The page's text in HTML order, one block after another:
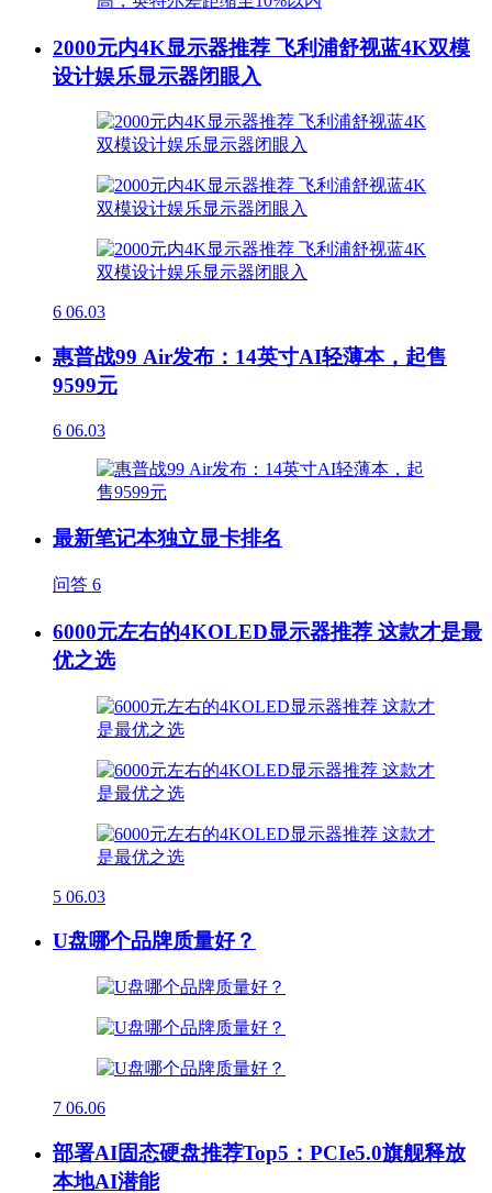
2000元内4K显示器推荐 飞利浦舒视蓝4K双模
设计娱乐显示器闭眼入
6 06.03
惠普战99 Air发布：14英寸AI轻薄本，起售
9599元
6 06.03
最新笔记本独立显卡排名
问答 6
6000元左右的4KOLED显示器推荐 这款才是最
优之选
5 06.03
U盘哪个品牌质量好？
7 06.06
部署AI固态硬盘推荐Top5：PCIe5.0旗舰释放
本地AI潜能